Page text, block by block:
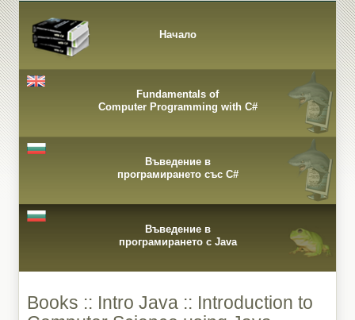
Начало
Fundamentals of
Computer Programming with C#
Въведение в
програмирането със C#
Въведение в
програмирането с Java
Books :: Intro Java :: Introduction to